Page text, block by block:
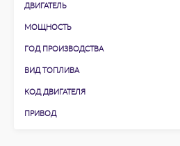
ДВИГАТЕЛЬ
МОЩНОСТЬ
ГОД ПРОИЗВОДСТВА
ВИД ТОПЛИВА
КОД ДВИГАТЕЛЯ
ПРИВОД